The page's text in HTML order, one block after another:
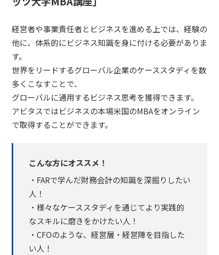
経営者や事業責任者とビジネスを進める上では、経験の
他に、体系的にビジネス知識を身に付ける必要がありま
す。
世界をリードするグローバル企業のケーススタディを数
多くこなすことで、
グローバルに通用するビジネス思考を獲得できます。
アビタスではビジネスの本場米国のMBAをオンライン
で取得することができます。
こんな方にオススメ！
・FARで学んだ財務会計の知識を深掘りしたい
人！
・様々なケーススタディを通じてより実践的
なスキルに磨きをかけたい人！
・CFOのような、経営層・経営陣を目指した
い人！